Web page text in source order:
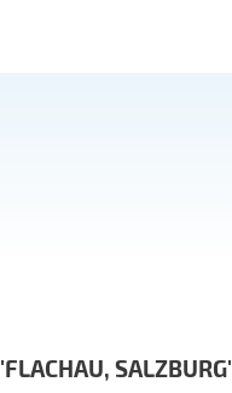
'FLACHAU, SALZBURG'